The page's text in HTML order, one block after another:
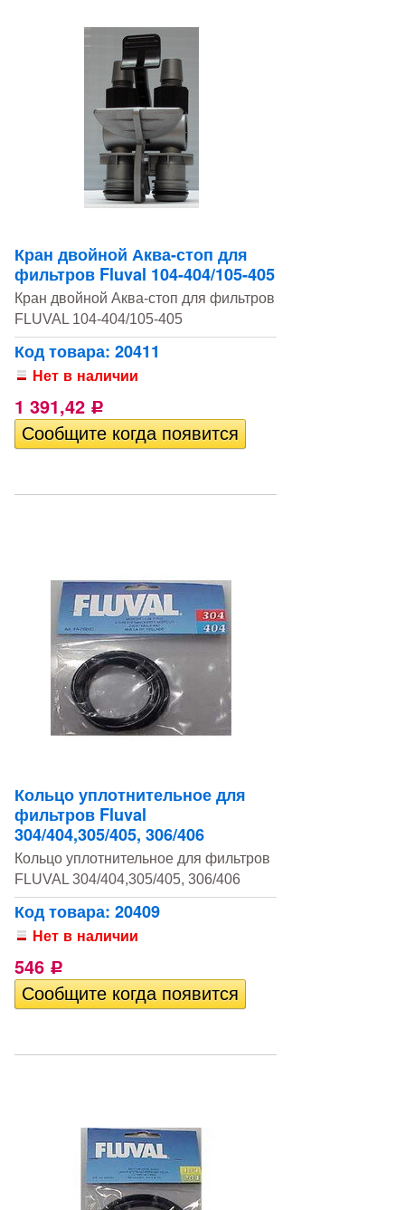
Кран двойной Аква-стоп для
фильтров Fluval 104-404/105-405
Кран двойной Аква-стоп для фильтров
FLUVAL 104-404/105-405
Код товара: 20411
Нет в наличии
1 391,42 Р
Кольцо уплотнительное для
фильтров Fluval
304/404,305/405, 306/406
Кольцо уплотнительное для фильтров
FLUVAL 304/404,305/405, 306/406
Код товара: 20409
Нет в наличии
546 Р